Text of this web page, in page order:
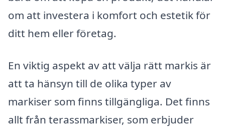
om att investera i komfort och estetik för
ditt hem eller företag.
En viktig aspekt av att välja rätt markis är
att ta hänsyn till de olika typer av
markiser som finns tillgängliga. Det finns
allt från terassmarkiser, som erbjuder